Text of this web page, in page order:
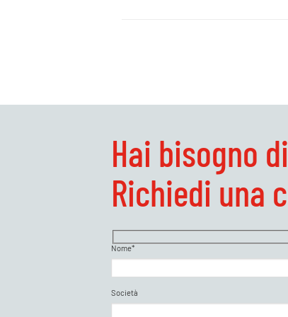
Hai bisogno
Richiedi una
Nome*
Società